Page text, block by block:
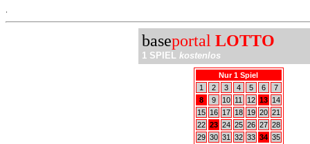
baseportal LOTTO
1 SPIEL kostenlos
Nur 1 Spiel
1
2 3 4 5 6
7
8
9 10 11 12 13
14
15
16 17 18 19 20 21
22 23 24 25 26 27 28
29 30 31 32 33 34 35